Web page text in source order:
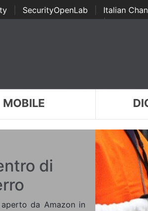
SecurityOpenLab Italian
Awards | ...
MOBILE
di
da Amazon in